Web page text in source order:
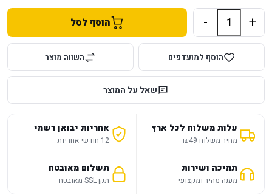
+
- הוסף לסל
הוסף למועדפים השווה מוצר
שאל על המוצר
עלות משלוח לכל ארץ
מחיר משלוח ₪49
אחריות יבואן רשמי
12 חודשי אחריות
תמיכה ושירות
מענה מהיר ומקצועי
תשלום מאובטח
תקן SSL מאובטח